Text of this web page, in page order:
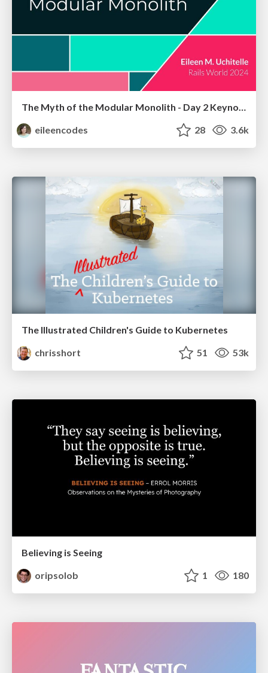
eileencodes
28 3.6k
The Illustrated Children's Guide to Kubernetes
chrisshort
51 53k
Believing is Seeing
oripsolob
1 180